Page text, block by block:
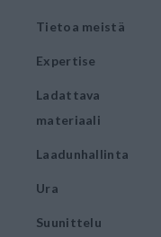
Tietoa meistä
Expertise
Ladattava
materiaali
Laadunhallinta
Ura
Suunittelu